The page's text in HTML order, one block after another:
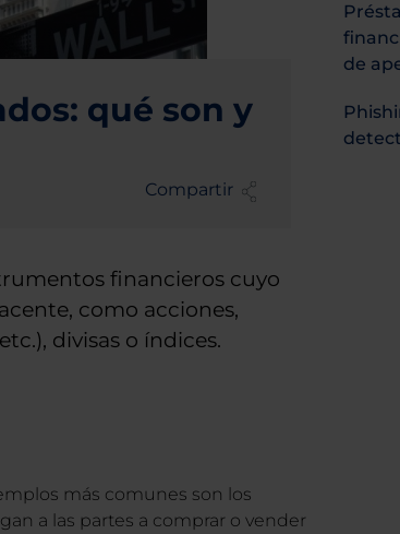
qué son y
Compartir
Co
mp
Twi
tter
mp
Fac
eb
ook
Co
mp
ke
din
financieros cuyo
como acciones,
divisas o índices.
más comunes son los
a las partes a comprar o vender
de